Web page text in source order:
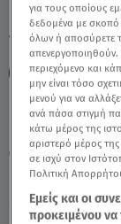
Πέμπτη 6
24.08.22, 20:10
TAGS: ΚΕΡΑΤΣΙΝΙ
ΠΡΟΓΝΩΣΗ
για τους οποίους
δεδομένα με σκοπό
όλων ή αποσύρετε
απενεργοποιηθούν.
περιεχόμενο και
μην είναι τόσο
μενού για να
ανά πάσα στιγμή
κάτω μέρος της
αριστερό μέρος
σε ισχύ στον
Πολιτική
Εμείς και οι
προκειμένου